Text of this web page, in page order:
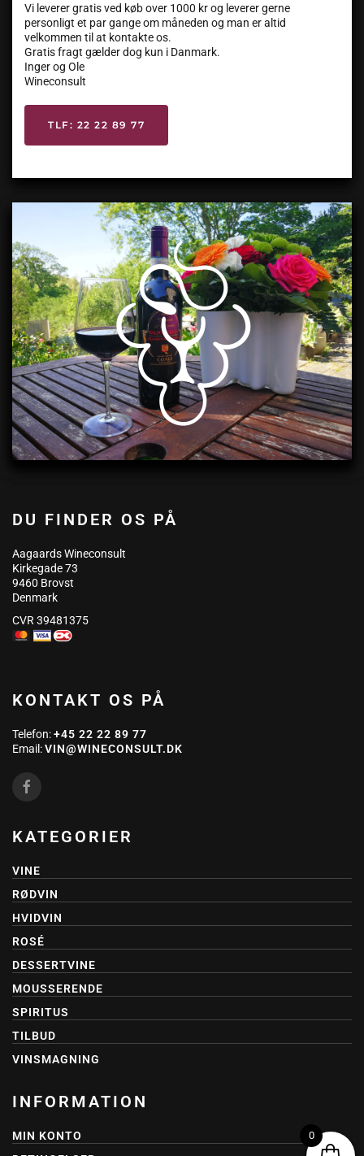
Vi leverer gratis ved køb over 1000 kr og leverer gerne
personligt et par gange om måneden og man er altid
velkommen til at kontakte os.
Gratis fragt gælder dog kun i Danmark.
Inger og Ole
Wineconsult
TLF: 22 22 89 77
DU FINDER OS PÅ
Aagaards Wineconsult
Kirkegade 73
9460 Brovst
Denmark
CVR 39481375
KONTAKT OS PÅ
Telefon:+45 22 22 89 77
Email:VIN@WINECONSULT.DK
KATEGORIER
VINE
RØDVIN
HVIDVIN
ROSÉ
DESSERTVINE
MOUSSERENDE
SPIRITUS
TILBUD
VINSMAGNING
INFORMATION
MIN KONTO
0